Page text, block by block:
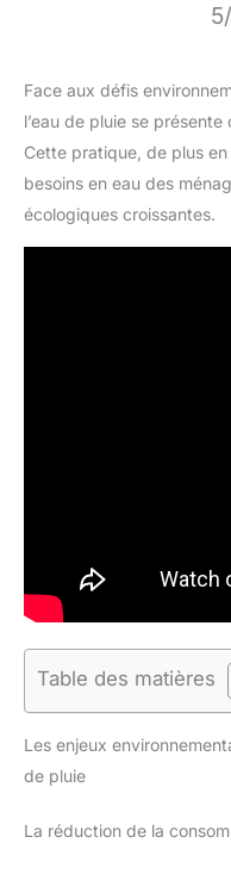
Face aux défis
l’eau de pluie se
Cette pratique, de plus
besoins en eau des
écologiques croissantes.
Table des matières
Les enjeux
de pluie
La réduction de la